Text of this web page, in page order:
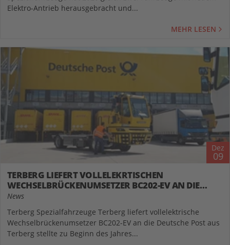
Elektro-Antrieb herausgebracht und...
MEHR LESEN
Dez
09
TERBERG LIEFERT VOLLELEKRTISCHEN
WECHSELBRÜCKENUMSETZER BC202-EV AN DIE
DEUTSCHE POST AUS
News
Terberg Spezialfahrzeuge Terberg liefert vollelektrische
Wechselbrückenumsetzer BC202-EV an die Deutsche Post aus
Terberg stellte zu Beginn des Jahres...